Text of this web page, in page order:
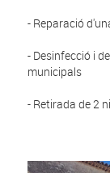
- Reparació
- Desinfecció i
municipals
- Retirada de 2